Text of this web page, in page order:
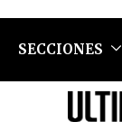
SECCIONES